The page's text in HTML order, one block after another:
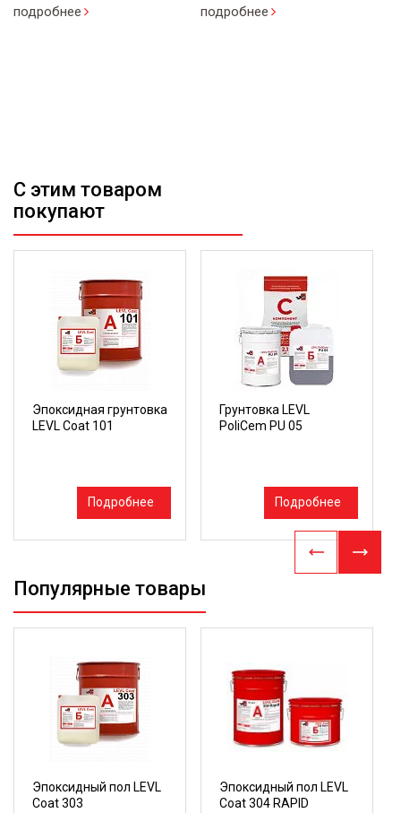
подробнее
подробнее
С этим товаром
покупают
Эпоксидная грунтовка
LEVL Coat 101
Подробнее
Грунтовка LEVL
PoliCem PU 05
Подробнее
Популярные товары
Эпоксидный пол LEVL
Coat 303
Эпоксидный пол LEVL
Coat 304 RAPID